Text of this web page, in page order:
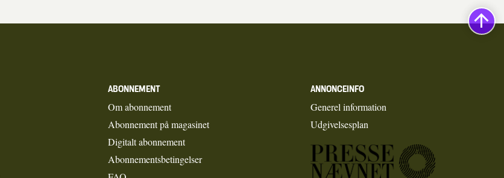
ABONNEMENT
Om abonnement
Abonnement på magasinet
Digitalt abonnement
Abonnementsbetingelser
ANNONCEINFO
Generel information
Udgivelsesplan